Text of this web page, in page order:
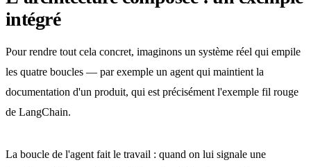
intégré
Pour rendre tout cela concret, imaginons un système réel qui empile
les quatre boucles — par exemple un agent qui maintient la
documentation d'un produit, qui est précisément l'exemple fil rouge
de LangChain.
La boucle de l'agent fait le travail : quand on lui signale une